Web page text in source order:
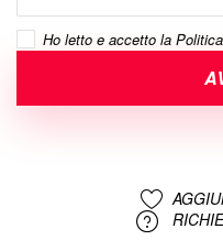
Ho letto e accetto la